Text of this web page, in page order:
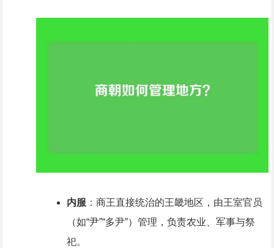
内服 ：商王直接统治的王畿地区，由王室官员
（如“尹”“多尹”）管理，负责农业、军事与祭
祀。